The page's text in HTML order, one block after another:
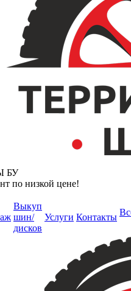
БУ
по низкой цене!
Выкуп
шин/
дисков
Услуги Контакты